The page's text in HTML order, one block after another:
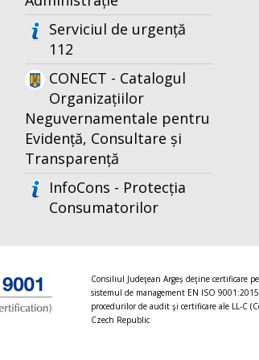
Serviciul de urgență
112
CONECT - Catalogul
Organizațiilor
Neguvernamentale pentru
Evidență, Consultare și
Transparență
InfoCons - Protecția
Consumatorilor
Consiliul Judeţean Argeș deţine certificare
sistemul de management EN ISO
procedurilor de audit şi certificare ale LL-C
Czech Republic